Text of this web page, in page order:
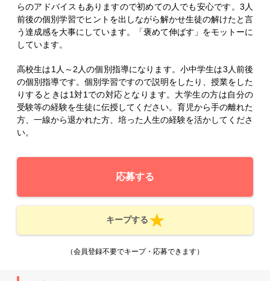
らのアドバイスもありますので初めての人でも安心です。3人
前後の個別学習でヒントを出しながら解かせ生徒の解けたと言
う達成感を大事にしています。「褒めて伸ばす」をモットーに
しています。
高校生は1人～2人の個別指導になります。小中学生は3人前後
の個別指導です。個別学習ですので説明をしたり、授業をした
りするときは1対1での対応となります。大学生の方は自分の
受験等の経験を生徒に伝授してください。育児から手の離れた
方、一線から退かれた方、培った人生の経験を活かしてくださ
い。
応募する
キープする
（会員登録不要でキープ・応募できます）